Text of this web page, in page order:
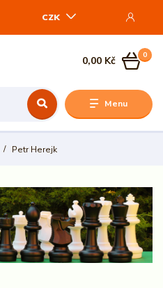
Menu
CZK
0
0,00 Kč
Petr Herejk